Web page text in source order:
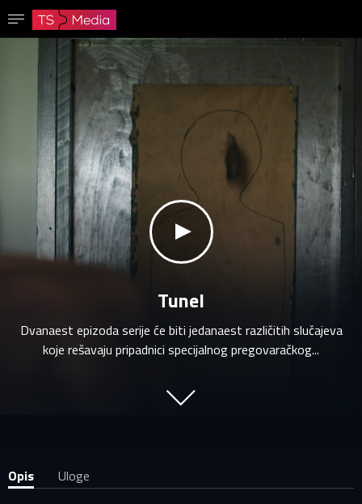
Potvrdi lozinku
Lozinka mora imati najmanje 8 znakova, jedno veliko slovo i jedan broj.
Sačuvaj lozinku
Idi na početnu stranicu
Prijavite se
klikni za zvuk
Tunel
Dvanaest epizoda serije će biti jedanaest različitih slučajeva
koje rešavaju pripadnici specijalnog pregovaračkog...
Opis
Uloge